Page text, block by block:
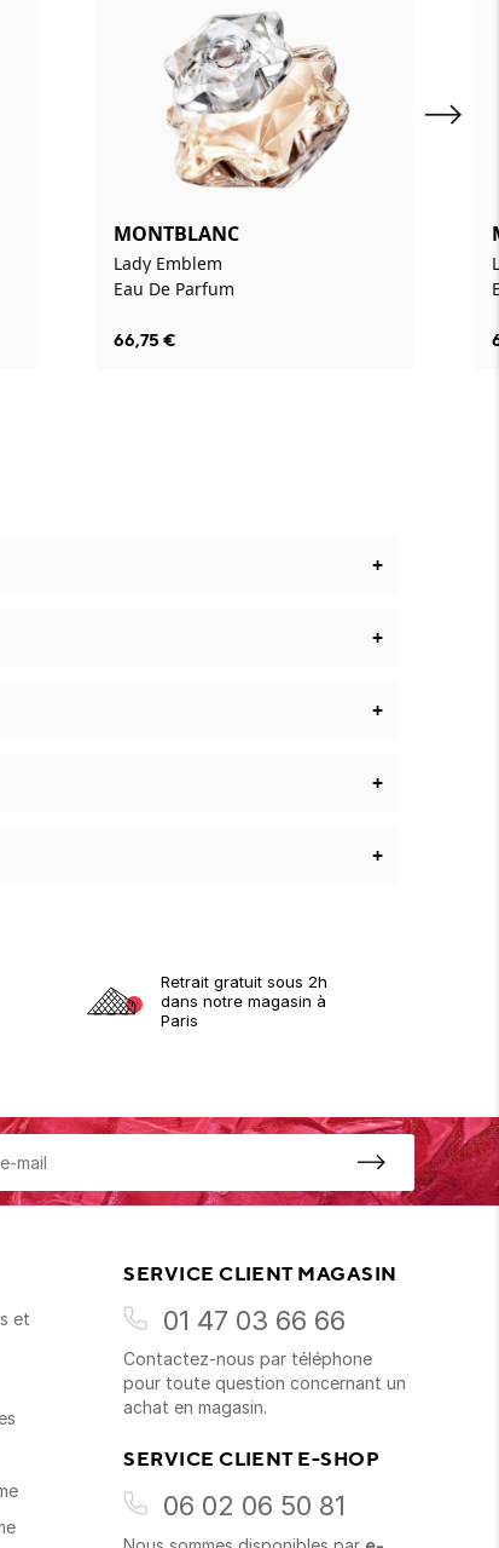
MONTBLANC
Lady Emblem
Eau De Parfum
66,75 €
+
+
+
+
+
Retrait gratuit sous 2h
dans notre magasin à
Paris
et
SERVICE CLIENT MAGASIN
01 47 03 66 66
Contactez-nous par téléphone
pour toute question concernant un
achat en magasin.
SERVICE CLIENT E-SHOP
06 02 06 50 81